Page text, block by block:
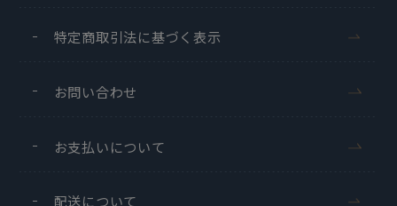
特定商取引法に基づく表示
お問い合わせ
お支払いについて
配送について